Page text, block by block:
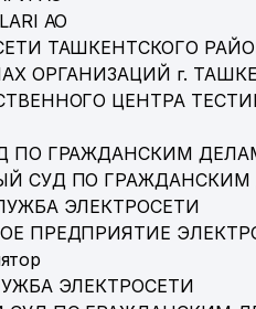
АО
ТАШКЕНТСКОГО
ОРГАНИЗАЦИЙ г.
ЦЕНТРА
ПО ГРАЖДАНСКИМ
СУД ПО ГРАЖДАНСКИМ
ЭЛЕКТРОСЕТИ
ПРЕДПРИЯТИЕ
ЭЛЕКТРОСЕТИ